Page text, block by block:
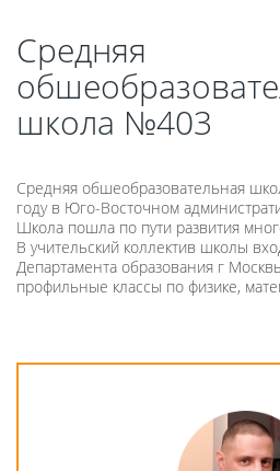
Средняя
школа №403
Средняя обшеобразовательная
году в Юго-Восточном
Школа пошла по пути развития
В учительский коллектив школы
Департамента образования г
профильные классы по физике,